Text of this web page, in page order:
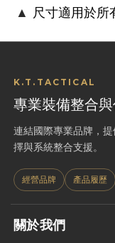
▲
尺寸適用於所
K.T.TACTICAL
專業裝備整合
連結國際專業品牌，
擇與系統整合支援。
經營品牌 產品履歷
關於我們